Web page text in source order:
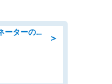
＞
「土日祝休み」治験コーディネーターのお仕事/未経験OK